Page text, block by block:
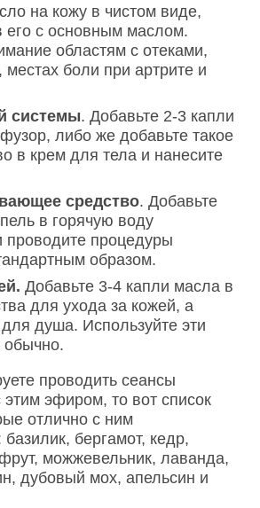
на кожу в чистом виде,
с основным маслом.
областям с отеками,
боли при артрите и
системы. Добавьте 2-3 капли
либо же добавьте такое
в крем для тела и нанесите
средство. Добавьте
в горячую воду
проводите процедуры
образом.
Добавьте 3-4 капли масла в
для ухода за кожей, а
душа. Используйте эти
обычно.
проводить сеансы
эфиром, то вот список
отлично с ним
бергамот, кедр,
можжевельник, лаванда,
дубовый мох, апельсин и